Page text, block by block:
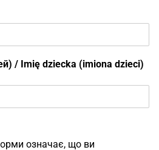
/ Imię dziecka (imiona dzieci)
означає, що ви